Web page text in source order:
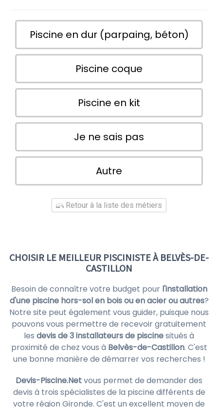
Piscine en dur (parpaing, béton)
Piscine coque
Piscine en kit
Je ne sais pas
Autre
Retour à la liste des métiers
CHOISIR LE MEILLEUR PISCINISTE À BELVÈS-DE-
CASTILLON
Besoin de connaître votre budget pour l'installation
d'une piscine hors-sol en bois ou en acier ou autres?
Notre site peut également vous guider, puisque nous
pouvons vous permettre de recevoir gratuitement
les devis de 3 installateurs de piscinesitués à
proximité de chez vous à Belvès-de-Castillon. C'est
une bonne manière de démarrer vos recherches !
Devis-Piscine.Netvous permet de demander des
devis à trois spécialistes de la piscine différents de
votre région Gironde. C'est un excellent moyen de